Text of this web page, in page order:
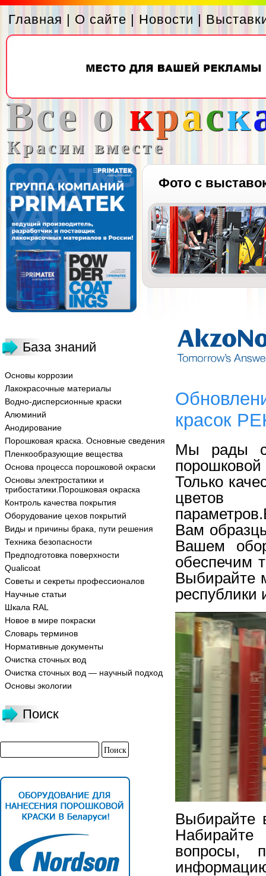
Главная | О сайте | Новости |
Все о краск
Красим вместе
Фото с
База знаний
Основы коррозии
Лакокрасочные материалы
Водно-дисперсионные краски
Алюминий
Анодирование
Порошковая краска. Основные сведения
Пленкообразующие вещества
Основа процесса порошковой окраски
Основы электростатики и
трибостатики.Порошковая окраска
Контроль качества покрытия
Оборудование цехов покрытий
Виды и причины брака, пути решения
Техника безопасности
Предподготовка поверхности
Qualicoat
Советы и секреты профессионалов
Научные статьи
Шкала RAL
Новое в мире покраски
Словарь терминов
Нормативные документы
Очистка сточных вод
Очистка сточных вод — научный подход
Основы экологии
Поиск
красок
Мы рады
Только
цветов
Вам
Вашем
обеспечим
Выбирайте
республики
Выбирайте
вопросы,